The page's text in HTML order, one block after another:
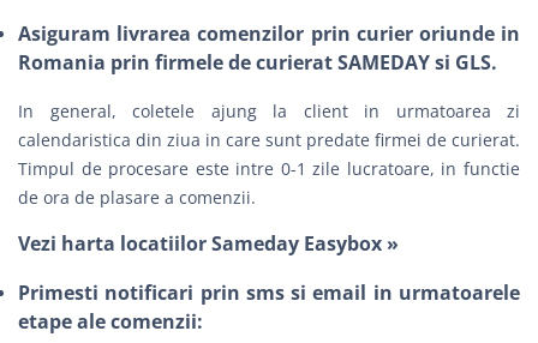
Asiguram livrarea comenzilor prin curier oriunde in
Romania prin firmele de curierat SAMEDAY si GLS.
In general, coletele ajung la client in urmatoarea zi
calendaristica din ziua in care sunt predate firmei de curierat.
Timpul de procesare este intre 0-1 zile lucratoare, in functie
de ora de plasare a comenzii.
Vezi harta locatiilor Sameday Easybox »
Primesti notificari prin sms si email in urmatoarele
etape ale comenzii: